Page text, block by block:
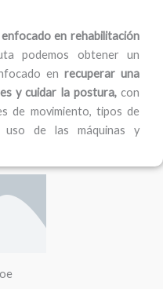
en rehabilitación
podemos obtener un
en recuperar una
y cuidar la postura, con
de movimiento, tipos de
uso de las máquinas y
G
o
u